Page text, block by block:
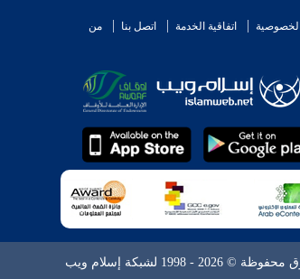
الخصوصية اتفاقية الخدمة اتصل بنا
من
- 1998 لشبكة إسلام ويب